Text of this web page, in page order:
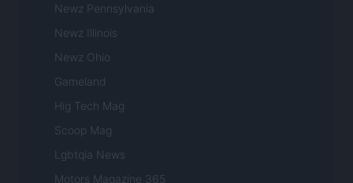
Newz Pennsylvania
Newz Illinois
Newz Ohio
Gameland
Hig Tech Mag
Scoop Mag
Lgbtqia News
Motors Magazine 365